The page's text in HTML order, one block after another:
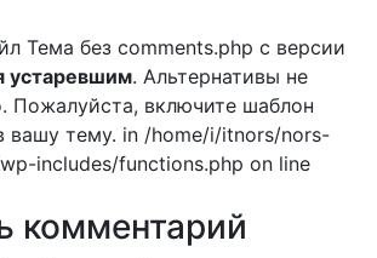
Тема без comments.php с версии
устаревшим. Альтернативы не
Пожалуйста, включите шаблон
вашу тему. in /home/i/itnors/nors-
includes/functions.php on line
комментарий